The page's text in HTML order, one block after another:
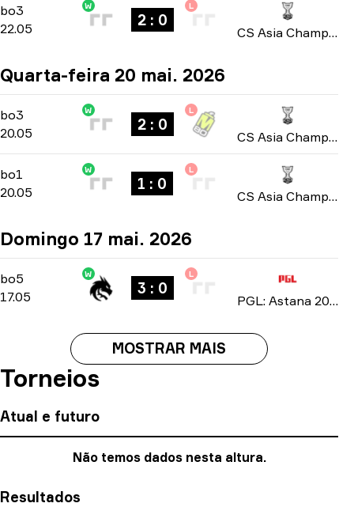
bo3 -bo3
22.05
W
2 : 0
L
CS Asia Championships 2026
Quarta-feira 20 mai. 2026
bo3 -bo3
20.05
W
2 : 0
L
CS Asia Championships 2026
bo1 -bo1
20.05
W
1 : 0
L
CS Asia Championships 2026
Domingo 17 mai. 2026
bo5 -bo5
17.05
W
3 : 0
L
PGL: Astana 2026
MOSTRAR MAIS
Torneios
Atual e futuro
Não temos dados nesta altura.
Resultados